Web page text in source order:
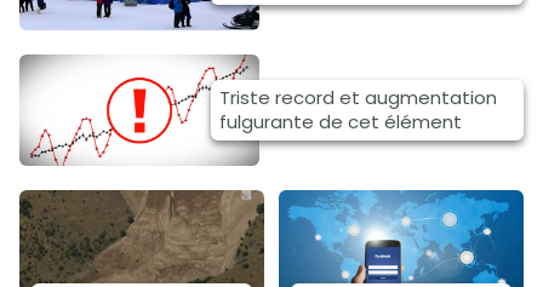
Triste record et augmentation
fulgurante de cet élément